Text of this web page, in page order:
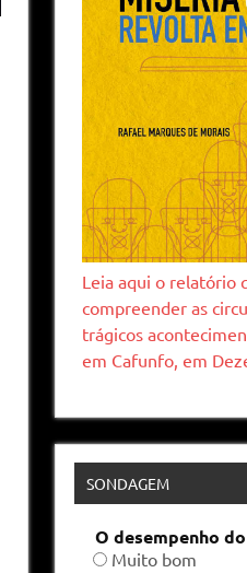
Leia aqui o relatório
compreender as
trágicos
em Cafunfo, em
SONDAGEM
O desempenho
Muito bom